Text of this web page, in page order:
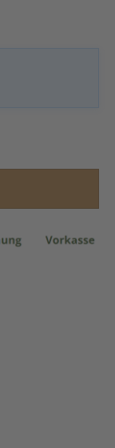
die